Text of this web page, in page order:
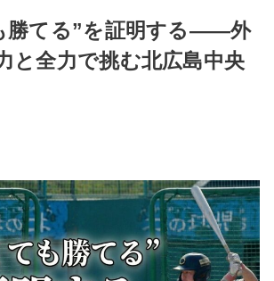
勝てる”を証明する――外
と全力で挑む北広島中央